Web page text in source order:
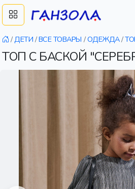
/ДЕТИ /ВСЕ ТОВАРЫ /ОДЕЖДА/
ТОП С БАСКОЙ